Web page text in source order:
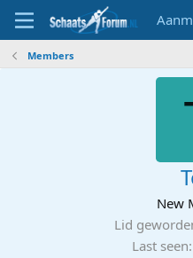
Members
New
Lid
Last seen